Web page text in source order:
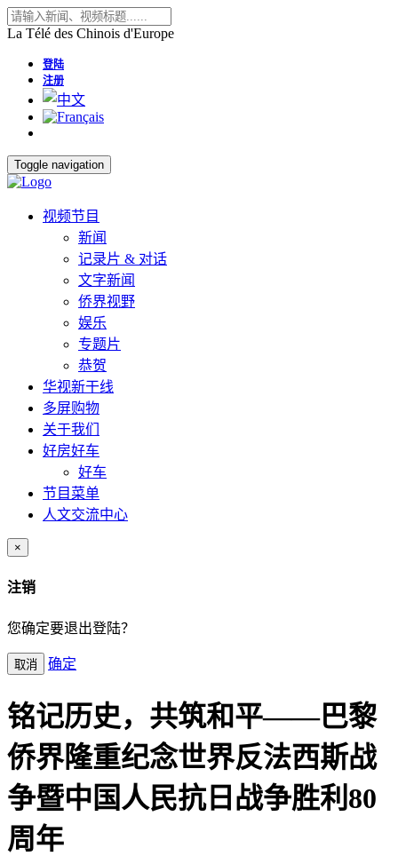
La Télé des Chinois d'Europe
登陆
注册
Toggle navigation
视频节目
新闻
记录片 & 对话
文字新闻
侨界视野
娱乐
专题片
恭贺
华视新干线
多屏购物
关于我们
好房好车
好车
节目菜单
人文交流中心
×
注销
您确定要退出登陆？
取消 确定
铭记历史，共筑和平——巴黎
侨界隆重纪念世界反法西斯战
争暨中国人民抗日战争胜利80
周年